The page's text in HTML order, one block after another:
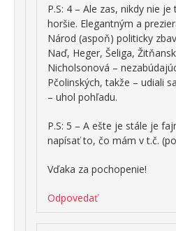
P.S: 4 – Ale zas, nikdy nie
horšie. Elegantným a
Národ (aspoň) politicky
Naď, Heger, Šeliga,
Nicholsonová –
Pčolinských, takže – udiali
– uhol pohľadu.
P.S: 5 – A ešte je stále je
napísať to, čo mám v t.č.
Vďaka za pochopenie!
Odpovedať